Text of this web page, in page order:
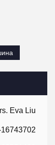
Eva Liu